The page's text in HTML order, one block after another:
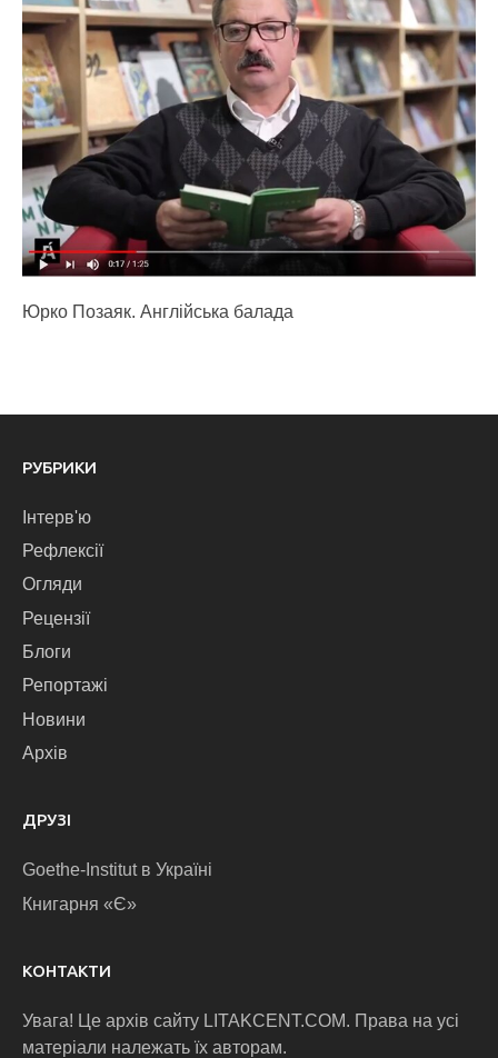
Юрко Позаяк. Англійська балада
РУБРИКИ
Інтерв'ю
Рефлексії
Огляди
Рецензії
Блоги
Репортажі
Новини
Архів
ДРУЗІ
Goethe-Institut в Україні
Книгарня «Є»
КОНТАКТИ
Увага! Це архів сайту LITAKCENT.COM. Права на усі
матеріали належать їх авторам.